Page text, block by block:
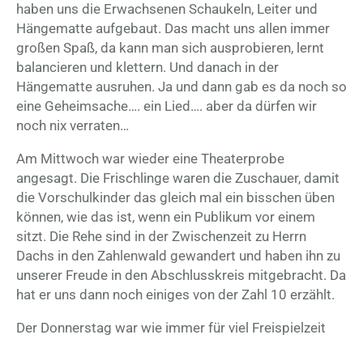
haben uns die Erwachsenen Schaukeln, Leiter und
Hängematte aufgebaut. Das macht uns allen immer
großen Spaß, da kann man sich ausprobieren, lernt
balancieren und klettern. Und danach in der
Hängematte ausruhen. Ja und dann gab es da noch so
eine Geheimsache…. ein Lied…. aber da dürfen wir
noch nix verraten…
Am Mittwoch war wieder eine Theaterprobe
angesagt. Die Frischlinge waren die Zuschauer, damit
die Vorschulkinder das gleich mal ein bisschen üben
können, wie das ist, wenn ein Publikum vor einem
sitzt. Die Rehe sind in der Zwischenzeit zu Herrn
Dachs in den Zahlenwald gewandert und haben ihn zu
unserer Freude in den Abschlusskreis mitgebracht. Da
hat er uns dann noch einiges von der Zahl 10 erzählt.
Der Donnerstag war wie immer für viel Freispielzeit